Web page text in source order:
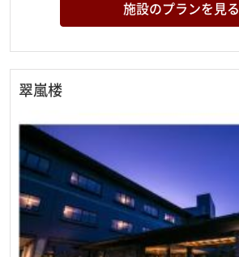
施設のプランを見る
翠嵐楼